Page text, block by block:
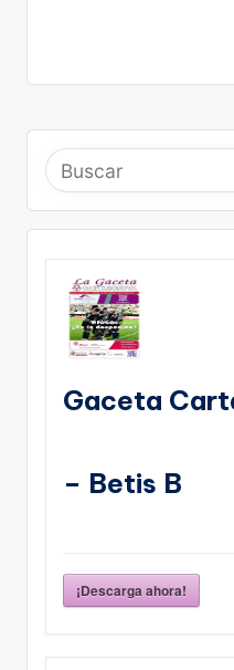
Gaceta
– Betis B
¡Descarga ahora!